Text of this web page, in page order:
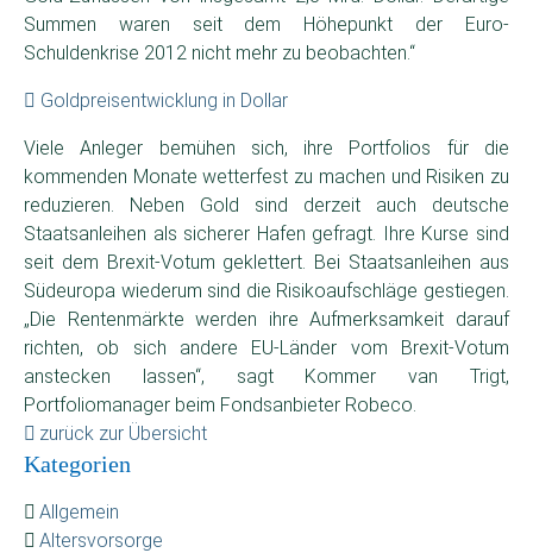
Summen waren seit dem Höhepunkt der Euro-
Schuldenkrise 2012 nicht mehr zu beobachten.“
Goldpreisentwicklung in Dollar
Viele Anleger bemühen sich, ihre Portfolios für die
kommenden Monate wetterfest zu machen und Risiken zu
reduzieren. Neben Gold sind derzeit auch deutsche
Staatsanleihen als sicherer Hafen gefragt. Ihre Kurse sind
seit dem Brexit-Votum geklettert. Bei Staatsanleihen aus
Südeuropa wiederum sind die Risikoaufschläge gestiegen.
„Die Rentenmärkte werden ihre Aufmerksamkeit darauf
richten, ob sich andere EU-Länder vom Brexit-Votum
anstecken lassen“, sagt Kommer van Trigt,
Portfoliomanager beim Fondsanbieter Robeco.
zurück zur Übersicht
Kategorien
Allgemein
Altersvorsorge